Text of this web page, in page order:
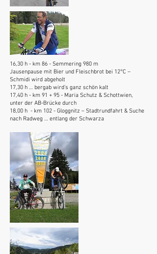
16,30 h - km 86 - Semmering 980 m
Jausenpause mit Bier und Fleischbrot bei 12°C –
Schmidi wird abgeholt
17,30 h … bergab wird’s ganz schön kalt
17,40 h - km 91 + 95 - Maria Schutz & Schottwien,
unter der AB-Brücke durch
18,00 h - km 102 - Gloggnitz – Stadtrundfahrt & Suche
nach Radweg … entlang der Schwarza